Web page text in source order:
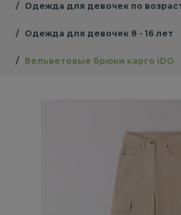
Одежда для девочек по
Одежда для девочек 8 - 16 лет
Вельветовые брюки карго iDO